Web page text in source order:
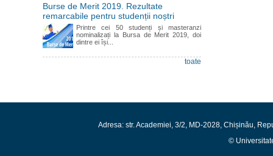
Burse de Merit 2019. Rezultate
remarcabile pentru studenții noștri
Printre cei 50 studenți și masteranzi
nominalizați la Bursa de Merit 2019, doi
dintre ei își...
toate
Adresa: str. Academiei, 3/2, MD-2028, Chișinău,
©